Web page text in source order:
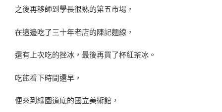
之後再移師到學長很熟的第五市場，
在這邊吃了三十年老店的陳記麵線，
還有上次吃的挫冰，最後再買了杯紅茶冰。
吃飽看下時間還早，
便來到綠園道底的國立美術館，